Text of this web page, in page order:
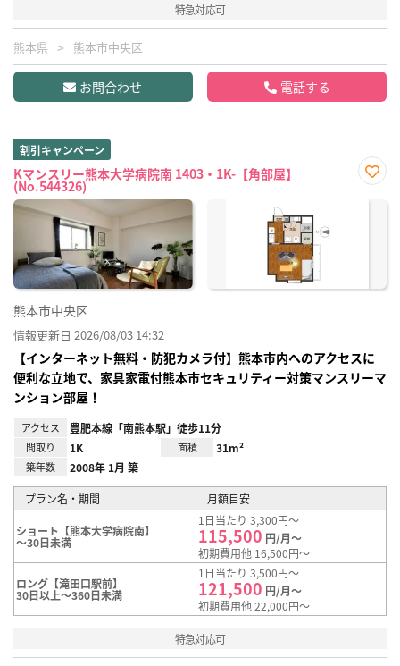
特急対応可
熊本県 熊本市中央区
お問合わせ 電話する
割引キャンペーン
Kマンスリー熊本大学病院南 1403・1K-【角部屋】
(No.544326)
に入
熊本市中央区
情報更新日 2026/08/03 14:32
【インターネット無料・防犯カメラ付】熊本市内へのアクセスに
便利な立地で、家具家電付熊本市セキュリティー対策マンスリーマ
ンション部屋！
アクセス 豊肥本線「南熊本駅」徒歩11分
間取り 1K 面積 31m²
築年数 2008年 1月 築
プラン名・期間 月額目安
ショート【熊本大学病院南】
～30日未満
1日当たり 3,300円～
115,500 円/月～
初期費用他 16,500円～
ロング【滝田口駅前】
30日以上～360日未満
1日当たり 3,500円～
121,500 円/月～
初期費用他 22,000円～
特急対応可